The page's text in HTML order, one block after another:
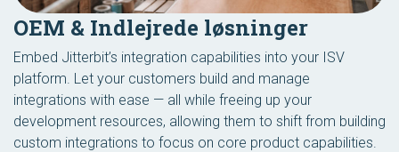
OEM & Indlejrede løsninger
Embed Jitterbit’s integration capabilities into your ISV
platform. Let your customers build and manage
integrations with ease — all while freeing up your
development resources, allowing them to shift from building
custom integrations to focus on core product capabilities.